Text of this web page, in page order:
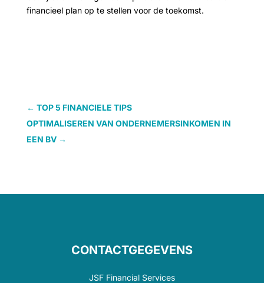
financieel plan op te stellen voor de toekomst.
← TOP 5 FINANCIELE TIPS
OPTIMALISEREN VAN ONDERNEMERSINKOMEN IN
EEN BV→
CONTACTGEGEVENS
JSF Financial Services